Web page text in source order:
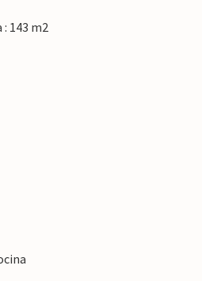
143 m2